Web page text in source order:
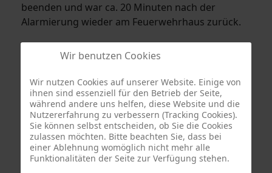
beenden und war ca. 20 Minuten nach der
Alarmierung wieder am Feuerwehrhaus zurück.
Termine
Wir benutzen Cookies
Wir nutzen Cookies auf unserer Website. Einige von
ihnen sind essenziell für den Betrieb der Seite,
während andere uns helfen, diese Website und die
Nutzererfahrung zu verbessern (Tracking Cookies).
Sie können selbst entscheiden, ob Sie die Cookies
zulassen möchten. Bitte beachten Sie, dass bei
einer Ablehnung womöglich nicht mehr alle
Funktionalitäten der Seite zur Verfügung stehen.